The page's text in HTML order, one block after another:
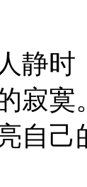
时，
寂
自己